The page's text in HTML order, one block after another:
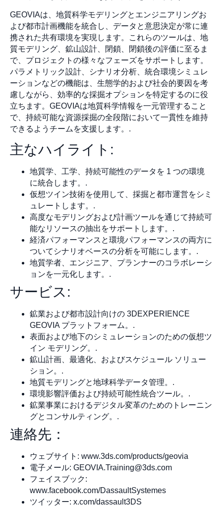
GEOVIAは、地質科学モデリングとエンジニアリングお
よび都市計画機能を統合し、データと意思決定が常に連
携された共有環境を実現します。これらのツールは、地
質モデリング、鉱山設計、閉鎖、閉鎖後の評価に至るま
で、プロジェクトの様々なフェーズをサポートします。
パラメトリック設計、シナリオ分析、統合環境シミュレ
ーションなどの機能は、生態学的および社会的要因を考
慮しながら、効率的な採掘オプションを特定するのに役
立ちます。GEOVIAは地質科学情報を一元管理すること
で、持続可能な資源採掘の全段階において一貫性を維持
できるようチームを支援します。.
主なハイライト:
地質学、工学、持続可能性のデータを 1 つの環境
に統合します。.
仮想ツイン技術を使用して、採掘と都市運営をシミ
ュレートします。.
高度なモデリングおよび計画ツールを通じて持続可
能なリソースの抽出をサポートします。.
経済パフォーマンスと環境パフォーマンスの両方に
ついてシナリオベースの分析を可能にします。.
地質学者、エンジニア、プランナーのコラボレーシ
ョンを一元化します。.
サービス:
鉱業および都市設計向けの 3DEXPERIENCE
GEOVIA プラットフォーム。.
表面および地下のシミュレーションのための仮想ツ
イン モデリング。.
鉱山計画、最適化、およびスケジュール ソリュー
ション。.
地質モデリングと地球科学データ管理。.
環境影響評価および持続可能性統合ツール。.
鉱業事業におけるデジタル変革のためのトレーニン
グとコンサルティング。.
連絡先：
ウェブサイト: www.3ds.com/products/geovia
電子メール: GEOVIA.Training@3ds.com
フェイスブック:
www.facebook.com/DassaultSystemes
ツイッター: x.com/dassault3DS